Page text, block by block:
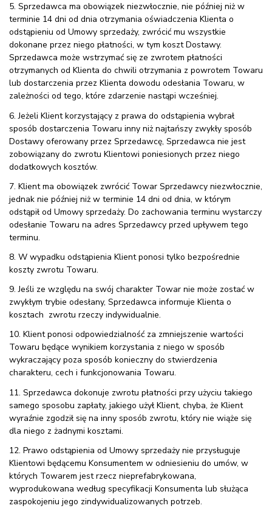
5. Sprzedawca ma obowiązek niezwłocznie, nie później niż w
terminie 14 dni od dnia otrzymania oświadczenia Klienta o
odstąpieniu od Umowy sprzedaży, zwrócić mu wszystkie
dokonane przez niego płatności, w tym koszt Dostawy.
Sprzedawca może wstrzymać się ze zwrotem płatności
otrzymanych od Klienta do chwili otrzymania z powrotem Towaru
lub dostarczenia przez Klienta dowodu odesłania Towaru, w
zależności od tego, które zdarzenie nastąpi wcześniej.
6. Jeżeli Klient korzystający z prawa do odstąpienia wybrał
sposób dostarczenia Towaru inny niż najtańszy zwykły sposób
Dostawy oferowany przez Sprzedawcę, Sprzedawca nie jest
zobowiązany do zwrotu Klientowi poniesionych przez niego
dodatkowych kosztów.
7. Klient ma obowiązek zwrócić Towar Sprzedawcy niezwłocznie,
jednak nie później niż w terminie 14 dni od dnia, w którym
odstąpił od Umowy sprzedaży. Do zachowania terminu wystarczy
odesłanie Towaru na adres Sprzedawcy przed upływem tego
terminu.
8. W wypadku odstąpienia Klient ponosi tylko bezpośrednie
koszty zwrotu Towaru.
9. Jeśli ze względu na swój charakter Towar nie może zostać w
zwykłym trybie odesłany, Sprzedawca informuje Klienta o
kosztach zwrotu rzeczy indywidualnie.
10. Klient ponosi odpowiedzialność za zmniejszenie wartości
Towaru będące wynikiem korzystania z niego w sposób
wykraczający poza sposób konieczny do stwierdzenia
charakteru, cech i funkcjonowania Towaru.
11. Sprzedawca dokonuje zwrotu płatności przy użyciu takiego
samego sposobu zapłaty, jakiego użył Klient, chyba, że Klient
wyraźnie zgodził się na inny sposób zwrotu, który nie wiąże się
dla niego z żadnymi kosztami.
12. Prawo odstąpienia od Umowy sprzedaży nie przysługuje
Klientowi będącemu Konsumentem w odniesieniu do umów, w
których Towarem jest rzecz nieprefabrykowana,
wyprodukowana według specyfikacji Konsumenta lub służąca
zaspokojeniu jego zindywidualizowanych potrzeb.